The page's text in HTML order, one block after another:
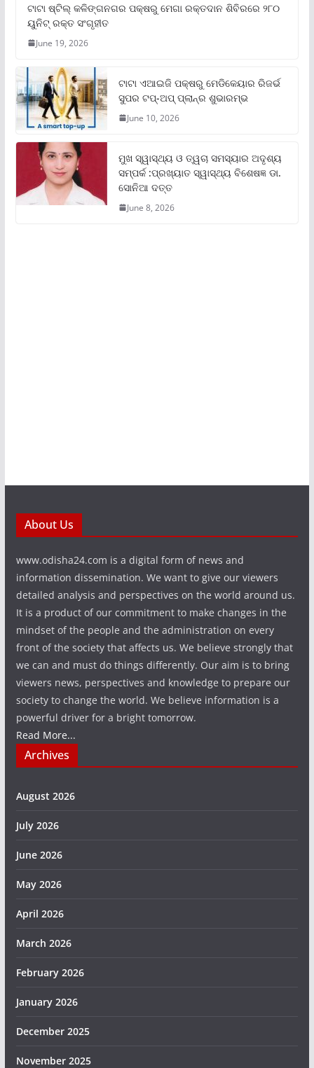
ଟାଟା ଷ୍ଟିଲ୍‌ କଳିଙ୍ଗନଗର ପକ୍ଷରୁ ମେଗା ରକ୍ତଦାନ ଶିବିରରେ ୨୮୦
ୟୁନିଟ୍‌ ରକ୍ତ ସଂଗୃହୀତ
June 19, 2026
ଟାଟା ଏଆଇଜି ପକ୍ଷରୁ ମେଡିକେୟାର ରିଜର୍ଭ
ସୁପର ଟପ୍‌-ଅପ୍ ପ୍ଲାନ୍‌ର ଶୁଭାରମ୍ଭ
June 10, 2026
ମୁଖ ସ୍ୱାସ୍ଥ୍ୟ ଓ ତ୍ୱଚା ସମସ୍ୟାର ଅଦୃଶ୍ୟ
ସମ୍ପର୍କ :ପ୍ରଖ୍ୟାତ ସ୍ୱାସ୍ଥ୍ୟ ବିଶେଷଜ୍ଞ ଡା.
ସୋନିଆ ଦତ୍ତ
June 8, 2026
About Us
www.odisha24.com is a digital form of news and
information dissemination. We want to give our viewers
detailed analysis and perspectives on the world around us.
It is a product of our commitment to make changes in the
mindset of the people and the administration on every
front of the society that affects us. We believe strongly that
we can and must do things differently. Our aim is to bring
viewers news, perspectives and knowledge to prepare our
society to change the world. We believe information is a
powerful driver for a bright tomorrow.
Read More...
Archives
August 2026
July 2026
June 2026
May 2026
April 2026
March 2026
February 2026
January 2026
December 2025
November 2025